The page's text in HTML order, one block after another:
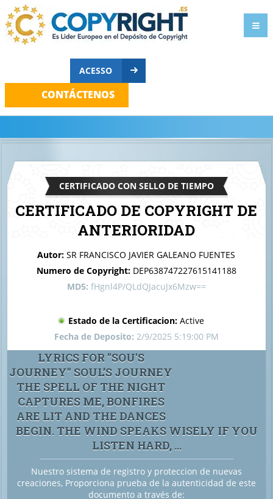
ACESSO
CONTÁCTENOS
CERTIFICADO CON SELLO DE TIEMPO
CERTIFICADO DE COPYRIGHT DE
ANTERIORIDAD
Soul's Journey (Lyrics)
Autor: SR FRANCISCO JAVIER GALEANO FUENTES
Numero de Copyright: DEP638747227615141188
MD5: fHgnl4P/QLdQJacuJx6Mzw==
Estado de la Certificacion: Active
Fecha de Deposito: 2/9/2025 5:19:00 PM
LYRICS FOR "SOU'S
JOURNEY" SOUL’S JOURNEY
THE SPELL OF THE NIGHT
CAPTURES ME, BONFIRES
ARE LIT AND THE DANCES
BEGIN. THE WIND SPEAKS WISELY IF YOU
LISTEN HARD, ...
Nuestro sistema de registro y proteccion de nuevas
creaciones, Proporciona prueba de la autenticidad de este
documento a través de: